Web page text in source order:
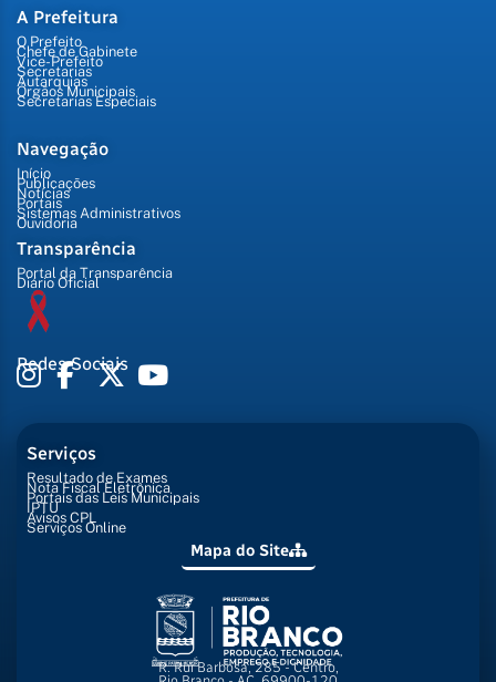
A Prefeitura
O Prefeito
Chefe de Gabinete
Vice-Prefeito
Secretarias
Autarquias
Órgãos Municipais
Secretarias Especiais
Navegação
Início
Publicações
Notícias
Portais
Sistemas Administrativos
Ouvidoria
Transparência
Portal da Transparência
Diário Oficial
Redes Sociais
Serviços
Resultado de Exames
Nota Fiscal Eletrônica
Portais das Leis Municipais
IPTU
Avisos CPL
Serviços Online
Mapa do Site
R. Rui Barbosa, 285 - Centro,